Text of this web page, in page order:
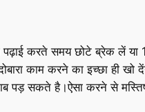
पढ़ाई करते समय छोटे ब्रेक लें
दोबारा काम करने का इच्छा
सकते है।ऐसा करने से मस्तिष्क